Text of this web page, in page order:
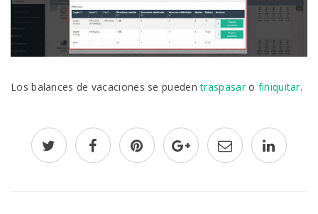
Los balances de vacaciones se puedentraspasaro finiquitar.